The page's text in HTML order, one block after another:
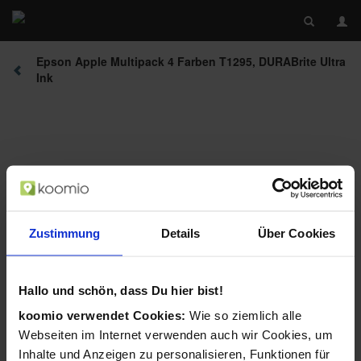
Zustimmung Details Über Cookies
Hallo und schön, dass Du hier bist!
koomio verwendet Cookies: Wie so ziemlich alle
Webseiten im Internet verwenden auch wir Cookies, um
Inhalte und Anzeigen zu personalisieren, Funktionen für
Epson Apple Multipack 4 Farben T1295, DURABrite Ultra
Ink
Beschreibung